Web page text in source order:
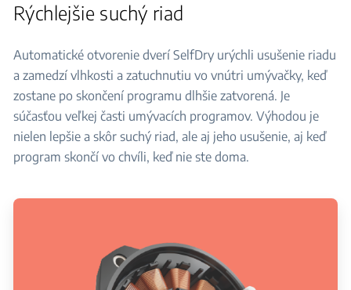
Rýchlejšie suchý riad
Automatické otvorenie dverí SelfDry urýchli usušenie riadu
a zamedzí vlhkosti a zatuchnutiu vo vnútri umývačky, keď
zostane po skončení programu dlhšie zatvorená. Je
súčasťou veľkej časti umývacích programov. Výhodou je
nielen lepšie a skôr suchý riad, ale aj jeho usušenie, aj keď
program skončí vo chvíli, keď nie ste doma.